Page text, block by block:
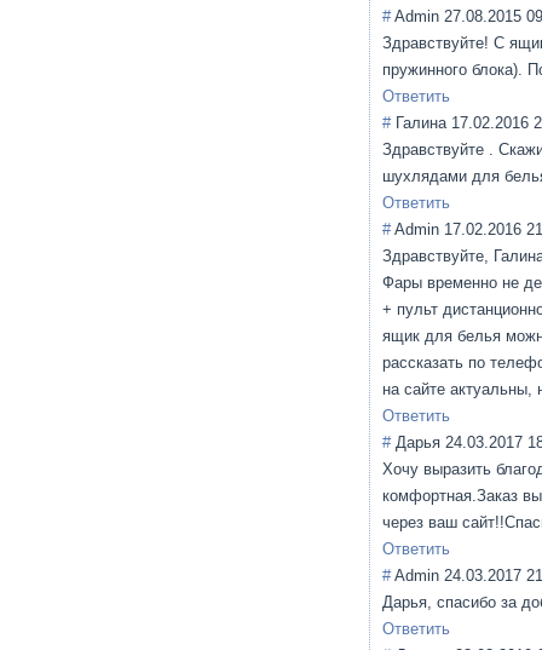
# Admin 27.08.2015
Здравствуйте! С
пружинного блока).
Ответить
# Галина 17.02.2016
Здравствуйте .
шухлядами для
Ответить
# Admin 17.02.2016
Здравствуйте,
Фары временно не
+ пульт
ящик для белья
рассказать по
на сайте
Ответить
# Дарья 24.03.2017
Хочу выразить
комфортная.Заказ
через ваш
Ответить
# Admin 24.03.2017
Дарья, спасибо за
Ответить